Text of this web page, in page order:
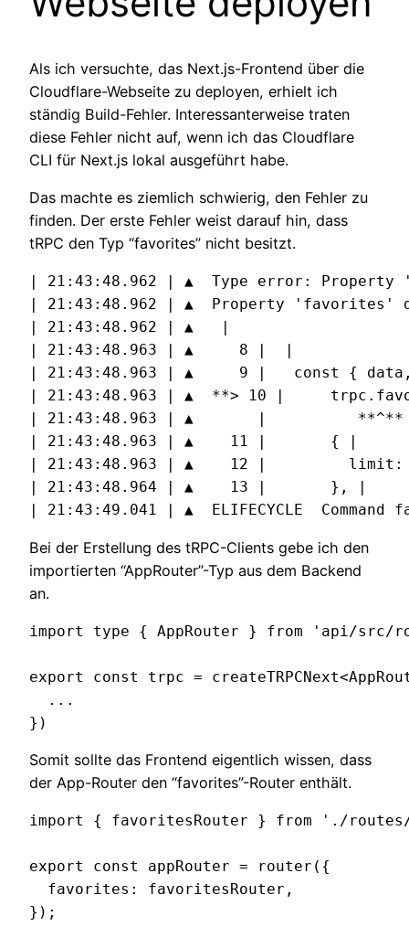
Als ich versuchte, das Next.js-Frontend über die
Cloudflare-Webseite zu deployen, erhielt ich
ständig Build-Fehler. Interessanterweise traten
diese Fehler nicht auf, wenn ich das Cloudflare
CLI für Next.js lokal ausgeführt habe.
Das machte es ziemlich schwierig, den Fehler zu
finden. Der erste Fehler weist darauf hin, dass
tRPC den Typ “favorites” nicht besitzt.
| 21:43:48.962 | ▲  Type error:
| 21:43:48.962 | ▲  Property 'favorites'
| 21:43:48.962 | ▲   |
| 21:43:48.963 | ▲     8 |  |
| 21:43:48.963 | ▲     9 |   const { data,
| 21:43:48.963 | ▲  **> 10 |
| 21:43:48.963 | ▲       |
| 21:43:48.963 | ▲    11 |       { |
| 21:43:48.963 | ▲    12 |         limit:
| 21:43:48.964 | ▲    13 |       }, |
| 21:43:49.041 | ▲  ELIFECYCLE
Bei der Erstellung des tRPC-Clients gebe ich den
importierten “AppRouter”-Typ aus dem Backend
an.
import type { AppRouter } from 'api/src/
export const trpc =
  ...
})
Somit sollte das Frontend eigentlich wissen, dass
der App-Router den “favorites”-Router enthält.
import { favoritesRouter } from './
export const appRouter = router({
  favorites: favoritesRouter,
});